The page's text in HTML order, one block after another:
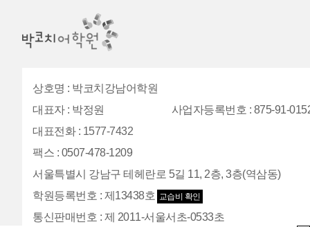
상호명 : 박코치강남어학원
대표자: 박정원 사업자등록번호 : 875-91-
대표전화: 1577-7432
팩스 : 0507-478-1209
서울특별시 강남구 테헤란로 5길 11, 2층, 3층(역삼동)
학원등록번호 : 제13438호 교습비 확인
통신판매번호 : 제 2011-서울서초-0533초